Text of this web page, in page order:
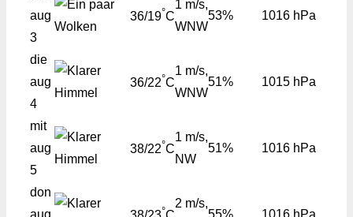
aug
3
36/19°C
1 m/s,
WNW
53% 1016 hPa
die
aug
4
36/22°C
1 m/s,
WNW
51% 1015 hPa
mit
aug
5
38/22°C
1 m/s,
NW
51% 1016 hPa
don
aug
°
2 m/s,
55% 1016 hPa